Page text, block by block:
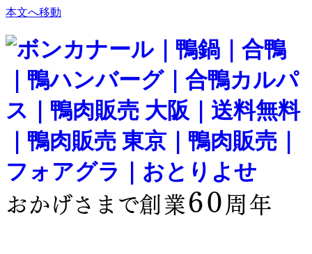
本文へ移動
おかげさまで創業 60 周年